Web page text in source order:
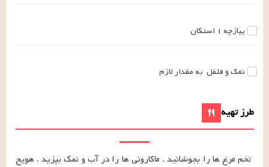
پیازچه ۱ استکان
نمک و فلفل به مقدار لازم
طرز تهیه